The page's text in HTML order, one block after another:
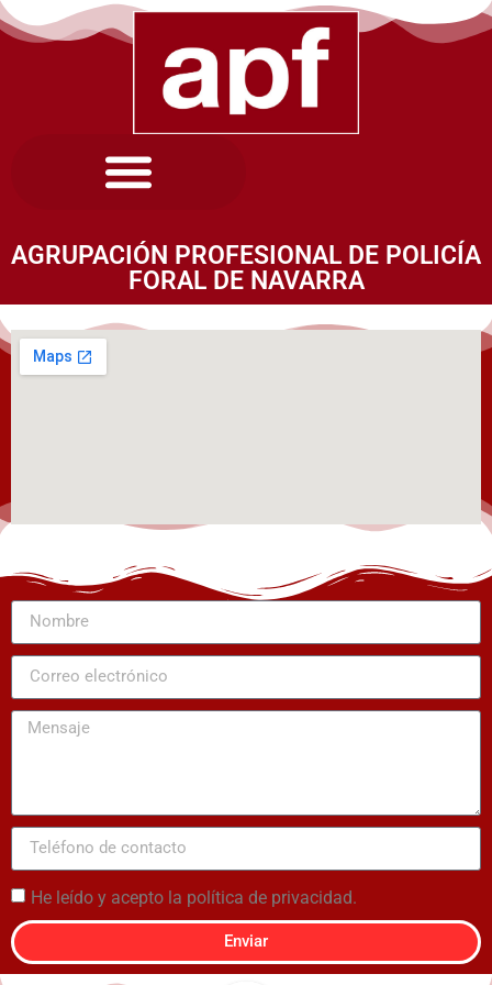
AGRUPACIÓN PROFESIONAL DE POLICÍA
FORAL DE NAVARRA
He leído y acepto la política de privacidad.
Enviar